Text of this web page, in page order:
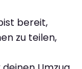
bereit,
zu teilen,